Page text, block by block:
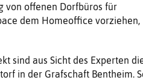
von offenen Dorfbüros für
dem Homeoffice vorziehen,
sind aus Sicht des Experten
in der Grafschaft Bentheim.